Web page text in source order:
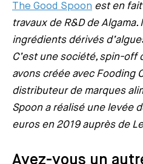
The Good Spoon est en
travaux de R&D de
ingrédients dérivés
C’est une société, spin-off
avons créée avec Fooding
distributeur de marques
Spoon a réalisé une levée
euros en 2019 auprès de
Avez-vous un